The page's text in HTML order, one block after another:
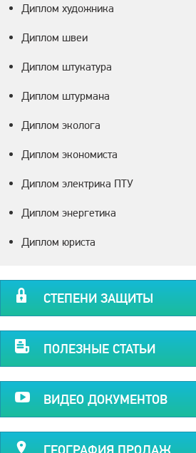
Диплом художника
Диплом швеи
Диплом штукатура
Диплом штурмана
Диплом эколога
Диплом экономиста
Диплом электрика ПТУ
Диплом энергетика
Диплом юриста
СТЕПЕНИ ЗАЩИТЫ
ПОЛЕЗНЫЕ СТАТЬИ
ВИДЕО ДОКУМЕНТОВ
ГЕОГРАФИЯ ПРОДАЖ